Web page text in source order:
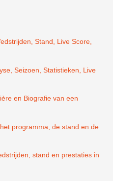
Stand, Live Score,
Seizoen, Statistieken, Live
en Biografie van een
programma, de stand en de
stand en prestaties in